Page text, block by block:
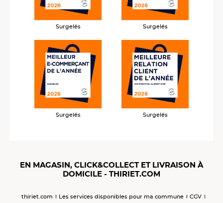
Surgelés Surgelés
Surgelés Surgelés
EN MAGASIN, CLICK&COLLECT ET LIVRAISON À
DOMICILE - THIRIET.COM
thiriet.com Les services disponibles pour ma commune
CGV